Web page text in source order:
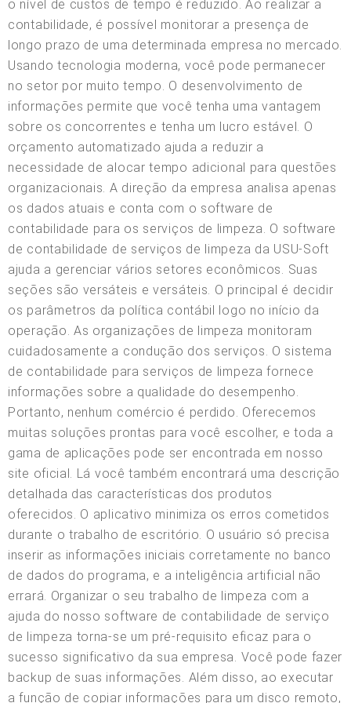
o nível de custos de tempo é reduzido. Ao realizar a
contabilidade, é possível monitorar a presença de
longo prazo de uma determinada empresa no mercado.
Usando tecnologia moderna, você pode permanecer
no setor por muito tempo. O desenvolvimento de
informações permite que você tenha uma vantagem
sobre os concorrentes e tenha um lucro estável. O
orçamento automatizado ajuda a reduzir a
necessidade de alocar tempo adicional para questões
organizacionais. A direção da empresa analisa apenas
os dados atuais e conta com o software de
contabilidade para os serviços de limpeza. O software
de contabilidade de serviços de limpeza da USU-Soft
ajuda a gerenciar vários setores econômicos. Suas
seções são versáteis e versáteis. O principal é decidir
os parâmetros da política contábil logo no início da
operação. As organizações de limpeza monitoram
cuidadosamente a condução dos serviços. O sistema
de contabilidade para serviços de limpeza fornece
informações sobre a qualidade do desempenho.
Portanto, nenhum comércio é perdido. Oferecemos
muitas soluções prontas para você escolher, e toda a
gama de aplicações pode ser encontrada em nosso
site oficial. Lá você também encontrará uma descrição
detalhada das características dos produtos
oferecidos. O aplicativo minimiza os erros cometidos
durante o trabalho de escritório. O usuário só precisa
inserir as informações iniciais corretamente no banco
de dados do programa, e a inteligência artificial não
errará. Organizar o seu trabalho de limpeza com a
ajuda do nosso software de contabilidade de serviço
de limpeza torna-se um pré-requisito eficaz para o
sucesso significativo da sua empresa. Você pode fazer
backup de suas informações. Além disso, ao executar
a função de copiar informações para um disco remoto,